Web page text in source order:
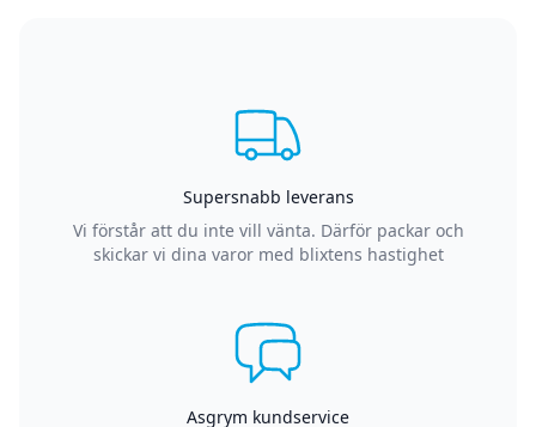
Supersnabb leverans
Vi förstår att du inte vill vänta. Därför packar och
skickar vi dina varor med blixtens hastighet
Asgrym kundservice